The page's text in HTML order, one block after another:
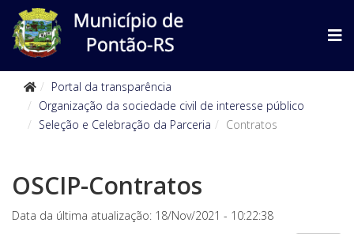
Portal da transparência
Organização da sociedade civil de interesse público
Seleção e Celebração da Parceria
Contratos
OSCIP-Contratos
Data da última atualização: 18/Nov/2021 - 10:22:38